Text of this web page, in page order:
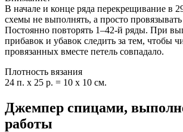
В начале и конце ряда перекрещивание в
схемы не выполнять, а просто
Постоянно повторять 1–42-й ряды. При
прибавок и убавок следить за тем, чтобы
провязанных вместе петель совпадало.
Плотность вязания
24 п. х 25 р. = 10 x 10 см.
Джемпер спицами,
работы